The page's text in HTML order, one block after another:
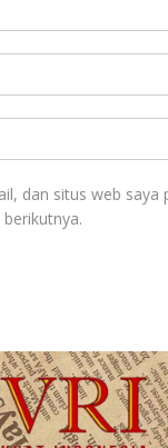
dan situs web saya